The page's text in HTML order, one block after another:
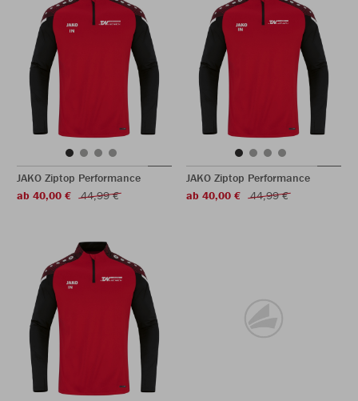
JAKO Ziptop Performance
ab 40,00 €
44,99 €
JAKO Ziptop Performance
ab 40,00 €
44,99 €